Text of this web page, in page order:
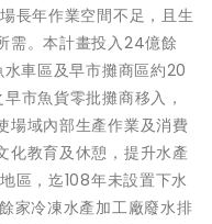
長年作業空間不足，且生
需。本計畫投入24億餘
車區及早市攤商區約20
市魚貨零批攤商移入，
場域內部生產作業及消費
化教育及休憩，提升水產
區，迄108年未設置下水
家冷凍水產加工廠廢水排